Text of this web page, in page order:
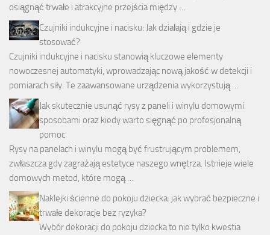
osiągnąć trwałe i atrakcyjne przejścia między …
Czujniki indukcyjne i nacisku: Jak działają i gdzie je
stosować?
Czujniki indukcyjne i nacisku stanowią kluczowe elementy
nowoczesnej automatyki, wprowadzając nową jakość w detekcji i
pomiarach siły. Te zaawansowane urządzenia wykorzystują …
Jak skutecznie usunąć rysy z paneli i winylu domowymi
sposobami oraz kiedy warto sięgnąć po profesjonalną
pomoc
Rysy na panelach i winylu mogą być frustrującym problemem,
zwłaszcza gdy zagrażają estetyce naszego wnętrza. Istnieje wiele
domowych metod, które mogą …
Naklejki ścienne do pokoju dziecka: jak wybrać bezpieczne i
trwałe dekoracje bez ryzyka?
Wybór dekoracji do pokoju dziecka to nie tylko kwestia